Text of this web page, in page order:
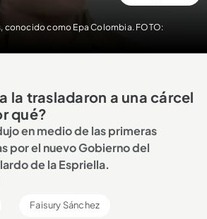
conocido como Epa Colombia. FOTO:
la trasladaron a una cárcel
qué?
en medio de las primeras
por el nuevo Gobierno del
de la Espriella.
Faisury Sánchez